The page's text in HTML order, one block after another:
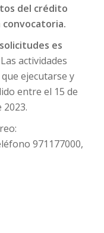
del crédito
es
actividades
ejecutarse y
entre el 15 de
2023.
971177000,